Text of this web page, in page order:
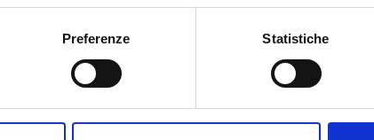
anche:
sulla tua posizione geografica, con un'approssimazione
in qualsiasi momento dalla Dichiarazione sui cookie.
Preferenze Statistiche